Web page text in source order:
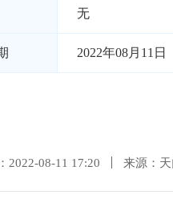
无
2022年08月11日
2022-08-11 17:20 来源：